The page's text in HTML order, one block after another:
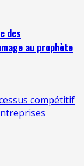
des
au prophète
compétitif